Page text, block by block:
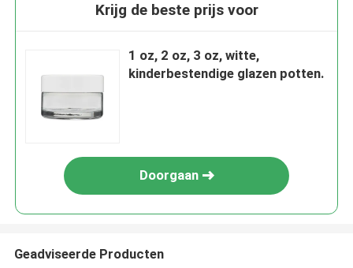
Krijg de beste prijs voor
1 oz, 2 oz, 3 oz, witte,
kinderbestendige glazen potten.
Doorgaan
Geadviseerde Producten